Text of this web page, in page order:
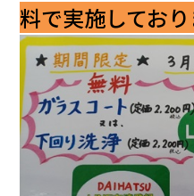
料で実施しており